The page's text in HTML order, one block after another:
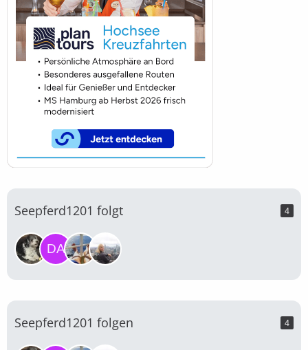
Seepferd1201 folgt 4
Seepferd1201 folgen 4